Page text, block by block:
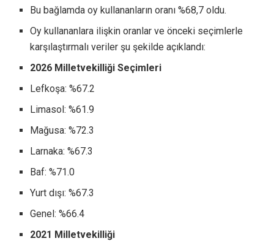
Bu bağlamda oy kullananların oranı %68,7 oldu.
Oy kullananlara ilişkin oranlar ve önceki seçimlerle
karşılaştırmalı veriler şu şekilde açıklandı:
2026 Milletvekilliği Seçimleri
Lefkoşa: %67.2
Limasol: %61.9
Mağusa: %72.3
Larnaka: %67.3
Baf: %71.0
Yurt dışı: %67.3
Genel: %66.4
2021 Milletvekilliği